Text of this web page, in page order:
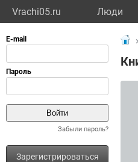
Vrachi05.ru Люди
Забыли пароль?
Зарегистрироваться